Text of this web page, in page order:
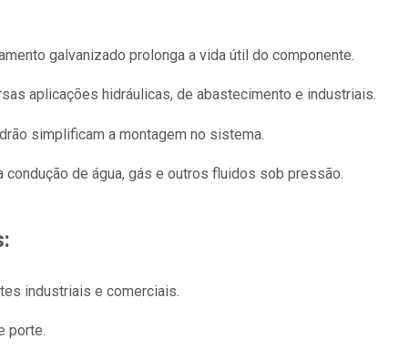
galvanizado prolonga a vida útil do componente.
aplicações hidráulicas, de abastecimento e industriais.
simplificam a montagem no sistema.
condução de água, gás e outros fluidos sob pressão.
industriais e comerciais.
porte.